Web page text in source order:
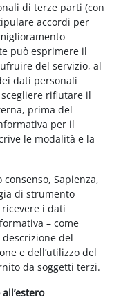
di terze parti (con
accordi per
può esprimere il
del servizio, al
dati personali
rifiutare il
prima del
per il
le modalità e la
Sapienza,
di strumento
i dati
– come
descrizione del
e dell’utilizzo del
da soggetti terzi.